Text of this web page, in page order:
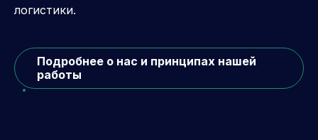
логистики.
Подробнее о нас и принципах нашей
работы